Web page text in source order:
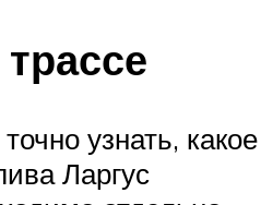
узнать, какое
Ларгус